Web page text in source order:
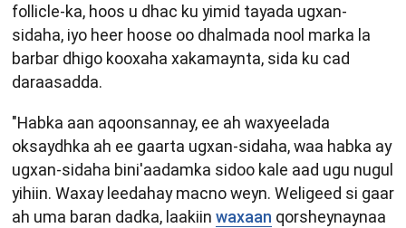
follicle-ka, hoos u dhac ku yimid tayada ugxan-
sidaha, iyo heer hoose oo dhalmada nool marka la
barbar dhigo kooxaha xakamaynta, sida ku cad
daraasadda.
"Habka aan aqoonsannay, ee ah waxyeelada
oksaydhka ah ee gaarta ugxan-sidaha, waa habka ay
ugxan-sidaha bini'aadamka sidoo kale aad ugu nugul
yihiin. Waxay leedahay macno weyn. Weligeed si gaar
ah uma baran dadka, laakiin waxaan qorsheynaynaa